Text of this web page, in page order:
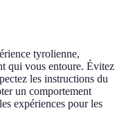
tyrolienne,
qui vous entoure. Évitez
les instructions du
un comportement
expériences pour les